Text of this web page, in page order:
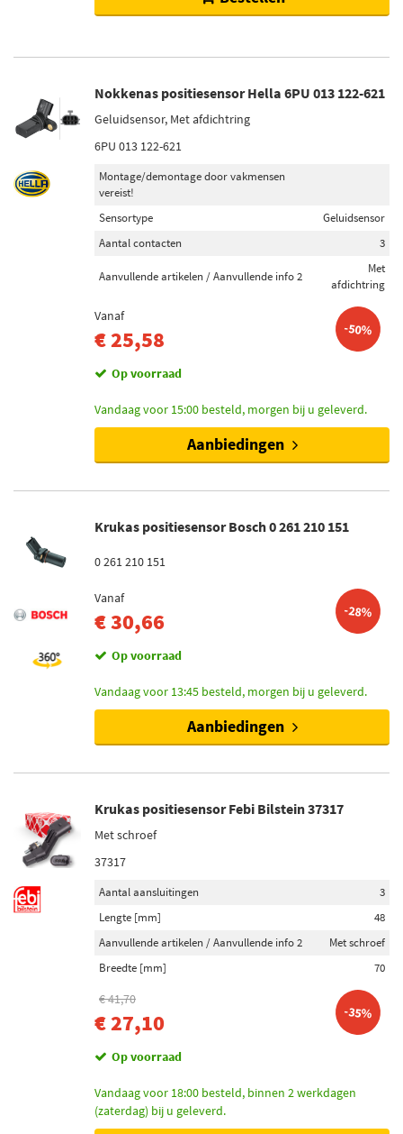
Nokkenas positiesensor Hella 6PU 013 122-621
Geluidsensor, Met afdichtring
6PU 013 122-621
Montage/demontage door vakmensen
vereist!
Sensortype
Geluidsensor
Aantal contacten
3
Aanvullende artikelen / Aanvullende info 2
Met
afdichtring
Vanaf
€ 25,58 -50%
Op voorraad
Vandaag voor 15:00 besteld, morgen bij u geleverd.
Aanbiedingen
Krukas positiesensor Bosch 0 261 210 151
0 261 210 151
Vanaf
€ 30,66 -28%
Op voorraad
Vandaag voor 13:45 besteld, morgen bij u geleverd.
Aanbiedingen
Krukas positiesensor Febi Bilstein 37317
Met schroef
37317
Aantal aansluitingen
3
Lengte [mm]
48
Aanvullende artikelen / Aanvullende info 2
Met schroef
Breedte [mm]
70
€ 41,70
€ 27,10 -35%
Op voorraad
Vandaag voor 18:00 besteld, binnen 2 werkdagen
(zaterdag) bij u geleverd.